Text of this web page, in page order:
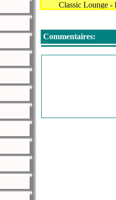
Classic Lounge -
Massimo Farao
Jazz Lounge -
Frank Wess
Commentaires: